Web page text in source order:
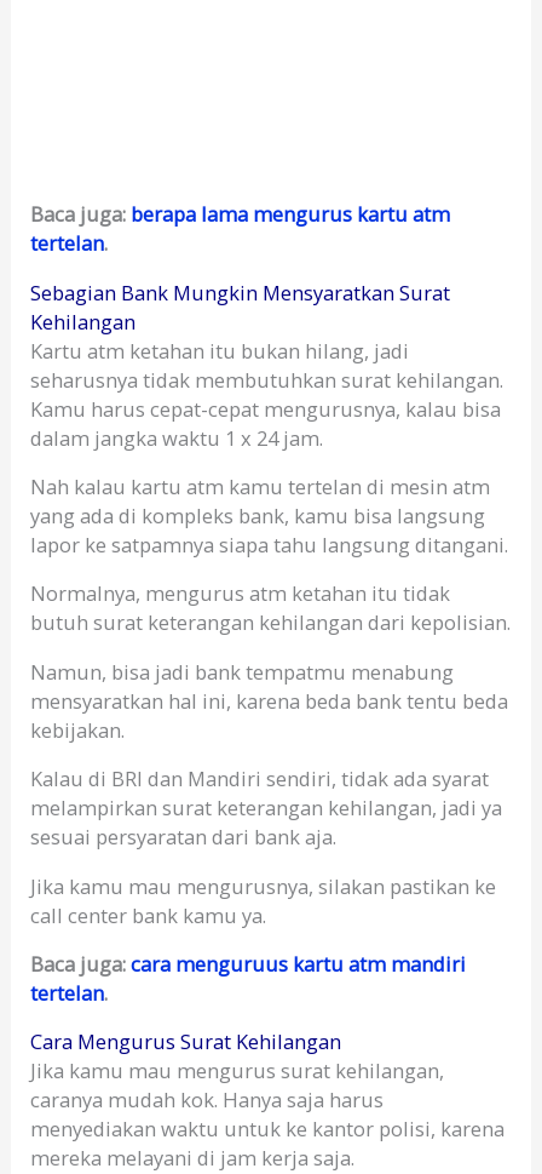
Baca juga: berapa lama mengurus kartu atm
tertelan.
Sebagian Bank Mungkin Mensyaratkan Surat
Kehilangan
Kartu atm ketahan itu bukan hilang, jadi
seharusnya tidak membutuhkan surat kehilangan.
Kamu harus cepat-cepat mengurusnya, kalau bisa
dalam jangka waktu 1 x 24 jam.
Nah kalau kartu atm kamu tertelan di mesin atm
yang ada di kompleks bank, kamu bisa langsung
lapor ke satpamnya siapa tahu langsung ditangani.
Normalnya, mengurus atm ketahan itu tidak
butuh surat keterangan kehilangan dari kepolisian.
Namun, bisa jadi bank tempatmu menabung
mensyaratkan hal ini, karena beda bank tentu beda
kebijakan.
Kalau di BRI dan Mandiri sendiri, tidak ada syarat
melampirkan surat keterangan kehilangan, jadi ya
sesuai persyaratan dari bank aja.
Jika kamu mau mengurusnya, silakan pastikan ke
call center bank kamu ya.
Baca juga:cara menguruus kartu atm mandiri
tertelan.
Cara Mengurus Surat Kehilangan
Jika kamu mau mengurus surat kehilangan,
caranya mudah kok. Hanya saja harus
menyediakan waktu untuk ke kantor polisi, karena
mereka melayani di jam kerja saja.